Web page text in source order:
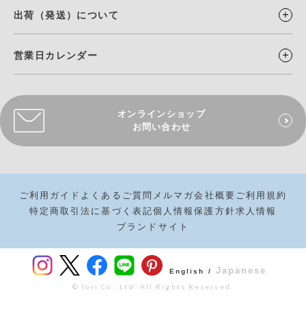
出荷（発送）について
営業日カレンダー
オンラインショップ
お問い合わせ
ご利用ガイド よくあるご質問 メルマガ会社概要 ご利用規約
特定商取引法に基づく表記個人情報保護方針求人情報
ブランドサイト
English / Japanese
© Iori Co., Ltd. All Rights Reserved.